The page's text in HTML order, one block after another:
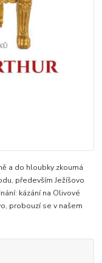
a do hloubky zkoumá
především Ježíšovo
kázání na Olivové
probouzí se v našem